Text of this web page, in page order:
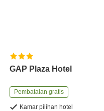
GAP Plaza Hotel
Pembatalan gratis
Kamar pilihan hotel